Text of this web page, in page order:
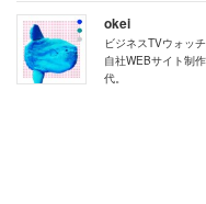
okei
ビジネスTVウォッ
自社WEBサイト制
代。